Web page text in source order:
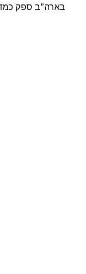
בארה”ב ספק